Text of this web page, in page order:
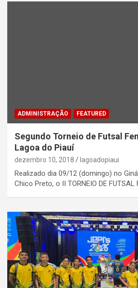
ADMINISTRAÇÃO FEATURED
Segundo Torneio de Futsal
Lagoa do Piauí
dezembro 10, 2018 lagoadopiaui
Realizado dia 09/12 (domingo) no
Chico Preto, o II TORNEIO DE FUTSAL